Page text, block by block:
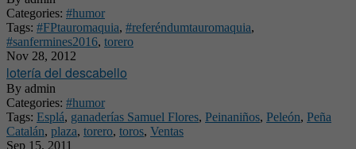
Categories: #humor
Tags: #FPtauromaquia, #referéndumtauromaquia,
#sanfermines2016, torero
Nov 28, 2012
lotería del descabello
By admin
Categories: #humor
Tags: Esplá, ganaderías Samuel Flores, Peinaniños, Peleón, Peña
Catalán, plaza, torero, toros, Ventas
Sep 15, 2011